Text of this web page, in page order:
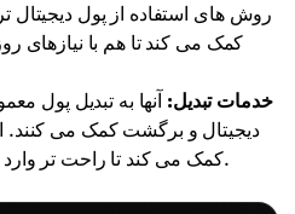
روش های استفاده از پول دیجیتال
کمک می کند تا هم با نیازهای
خدمات تبدیل: آنها به تبدیل پول
دیجیتال و برگشت کمک می کنند.
کمک می کند تا راحت تر وارد دنیای ارزهای دیجیتال شوند.